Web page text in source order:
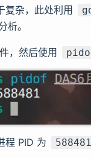
复杂，此处利用
析。
，然后使用
程 PID 为 588481